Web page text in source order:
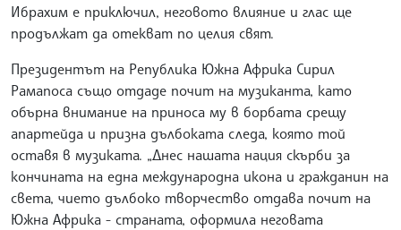
Ибрахим е приключил, неговото влияние и глас ще
продължат да отекват по целия свят.
Президентът на Република Южна Африка Сирил
Рамапоса също отдаде почит на музиканта, като
обърна внимание на приноса му в борбата срещу
апартейда и призна дълбоката следа, която той
оставя в музиката. „Днес нашата нация скърби за
кончината на една международна икона и гражданин на
света, чието дълбоко творчество отдава почит на
Южна Африка - страната, оформила неговата